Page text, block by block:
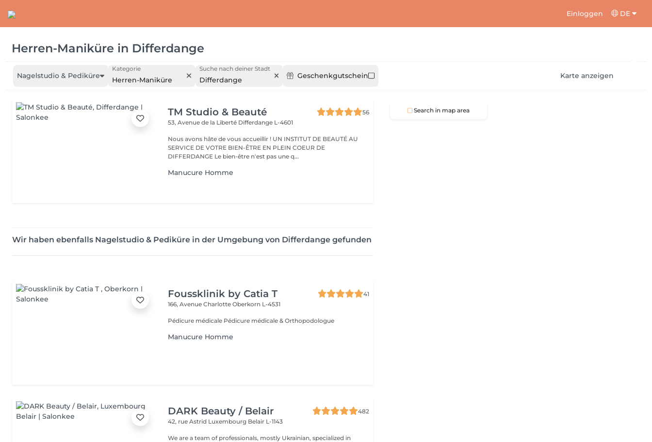
Einloggen DE
Herren-Maniküre in Differdange
Nagelstudio & Pediküre
Kategorie
Herren-Maniküre
Suche nach deiner Stadt
Differdange Geschenkgutschein Karte anzeigen
TM Studio & Beauté
56
53, Avenue de la Liberté Differdange L-4601
Nous avons hâte de vous accueillir ! UN INSTITUT DE BEAUTÉ AU
SERVICE DE VOTRE BIEN-ÊTRE EN PLEIN COEUR DE
DIFFERDANGE Le bien-être n'est pas une q...
Manucure Homme
Wir haben ebenfalls Nagelstudio & Pediküre in der Umgebung von Differdange gefunden
Foussklinik by Catia T
41
166, Avenue CharlotteOberkorn L-4531
Pédicure médicale Pédicure médicale & Orthopodologue
Manucure Homme
DARK Beauty / Belair
482
42, rue Astrid Luxembourg Belair L-1143
We are a team of professionals, mostly Ukrainian, specialized in
Search in map area